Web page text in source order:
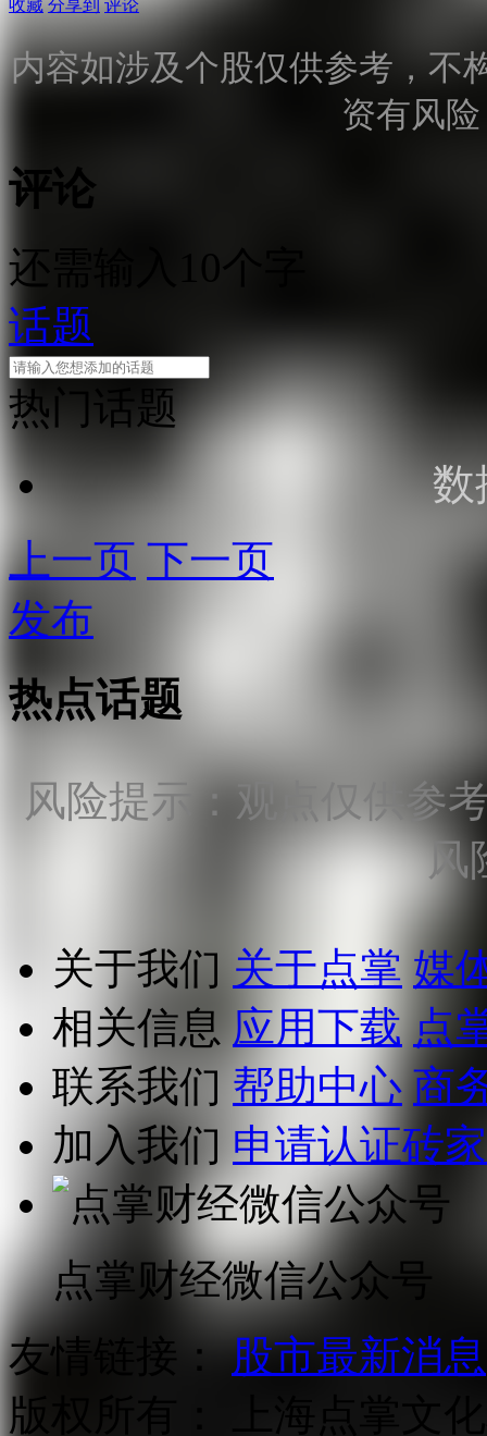
收藏 分享到 评论
内容如涉及个股仅供参考，不
资有风
评论
还需输入10个字
话题
热门话题
数
上一页 下一页
发布
热点话题
风险提示：观点仅供参
风
关于我们 关于点掌 媒
相关信息 应用下载 点
联系我们 帮助中心 商
加入我们 申请认证砖家
点掌财经微信公众号
友情链接：
股市最新消息
版权所有：